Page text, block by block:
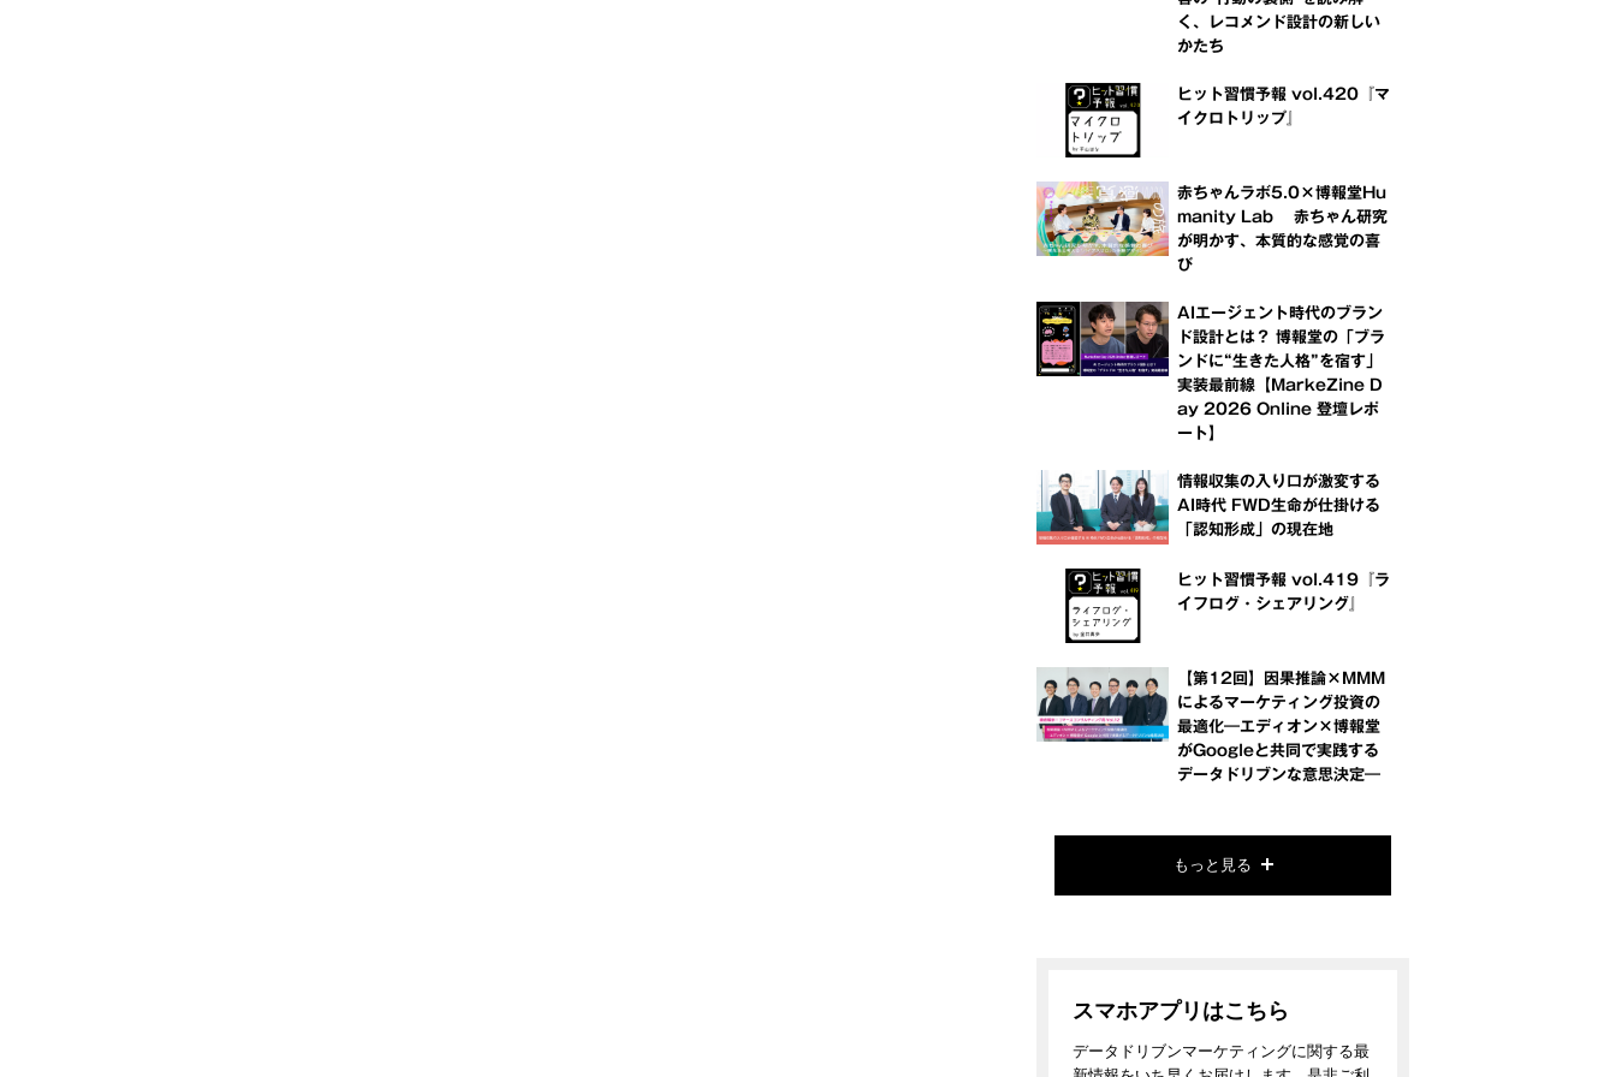
く、レコメンド設計の新しい
かたち
ヒット習慣予報 vol.420『マ
イクロトリップ』
赤ちゃんラボ5.0×博報堂Hu
manity Lab 赤ちゃん研究
が明かす、本質的な感覚の喜
び
AIエージェント時代のブラン
ド設計とは？ 博報堂の「ブラ
ンドに“生きた人格”を宿す」
実装最前線【MarkeZine D
ay 2026 Online 登壇レポ
ート】
情報収集の入り口が激変する
AI時代 FWD生命が仕掛ける
「認知形成」の現在地
ヒット習慣予報 vol.419『ラ
イフログ・シェアリング』
【第12回】因果推論×MMM
によるマーケティング投資の
最適化―エディオン×博報堂
がGoogleと共同で実践する
データドリブンな意思決定―
もっと見る
スマホアプリはこちら
データドリブンマーケティングに関する最